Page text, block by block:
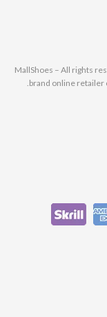
© 2025 MallShoes – All
brand online retailer